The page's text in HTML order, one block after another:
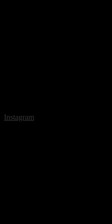
Instagram